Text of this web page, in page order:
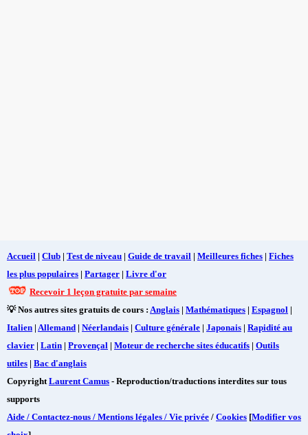
Accueil | Club | Test de niveau | Guide de travail | Meilleures fiches | Fiches
les plus populaires | Partager | Livre d'or
Recevoir 1 leçon gratuite par semaine
💡 Nos autres sites gratuits de cours : Anglais | Mathématiques | Espagnol |
Italien | Allemand | Néerlandais | Culture générale | Japonais | Rapidité au
clavier | Latin | Provençal | Moteur de recherche sites éducatifs | Outils
utiles | Bac d'anglais
Copyright Laurent Camus - Reproduction/traductions interdites sur tous
supports
Aide / Contactez-nous / Mentions légales / Vie privée / Cookies [Modifier vos